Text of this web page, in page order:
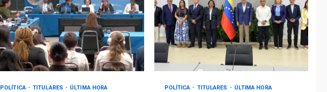
POLÍTICA TITULARES ÚLTIMA HORA POLÍTICA TITULARES ÚLTIMA HORA